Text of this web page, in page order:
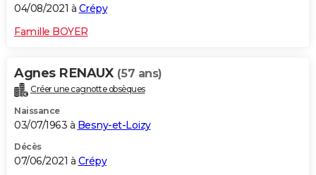
04/08/2021 à Crépy
Famille BOYER
Agnes RENAUX (57 ans)
Créer une cagnotte obsèques
Naissance
03/07/1963 à Besny-et-Loizy
Décès
07/06/2021 à Crépy